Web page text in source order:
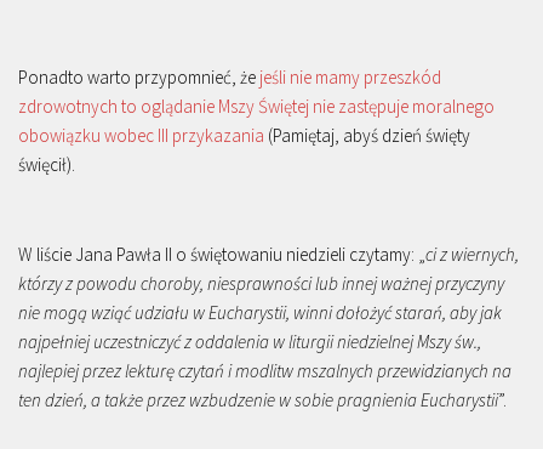
Ponadto warto przypomnieć, że jeśli nie mamy przeszkód
zdrowotnych to oglądanie Mszy Świętej nie zastępuje moralnego
obowiązku wobec III przykazania (Pamiętaj, abyś dzień święty
święcił).
W liście Jana Pawła II o świętowaniu niedzieli czytamy: „ ci z wiernych,
którzy z powodu choroby, niesprawności lub innej ważnej przyczyny
nie mogą wziąć udziału w Eucharystii, winni dołożyć starań, aby jak
najpełniej uczestniczyć z oddalenia w liturgii niedzielnej Mszy św.,
najlepiej przez lekturę czytań i modlitw mszalnych przewidzianych na
ten dzień, a także przez wzbudzenie w sobie pragnienia Eucharystii”.